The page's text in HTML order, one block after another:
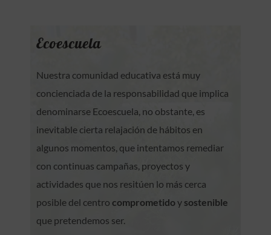
Ecoescuela
Nuestra comunidad educativa está muy
concienciada de la responsabilidad que implica
denominarse Ecoescuela, no obstante, es
inevitable cierta relajación de hábitos en
algunos momentos, que intentamos remediar
con continuas campañas, proyectos y
actividades que nos resitúen lo más cerca
posible del centro comprometidoy sostenible
que pretendemos ser.